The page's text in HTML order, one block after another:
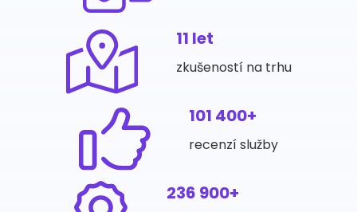
11 let
zkušeností na trhu
101 400+
recenzí služby
236 900+